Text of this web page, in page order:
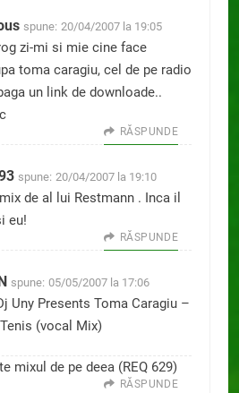
spune: 20/04/2007 la 19:05
zi-mi si mie cine face
toma caragiu, cel de pe radio
un link de downloade..
RĂSPUNDE
spune: 20/04/2007 la 19:10
de al lui Restmann . Inca il
eu!
RĂSPUNDE
spune: 05/05/2007 la 17:06
Uny Presents Toma Caragiu –
(vocal Mix)
mixul de pe deea (REQ 629)
RĂSPUNDE